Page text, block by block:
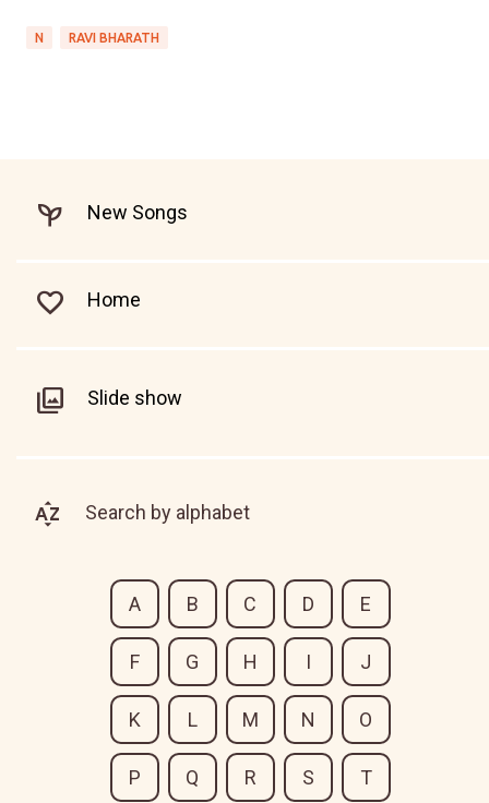
N RAVI BHARATH
New Songs
Home
Slide show
Search by alphabet
A B C D E
F G H I J
K L M N O
P Q R S T